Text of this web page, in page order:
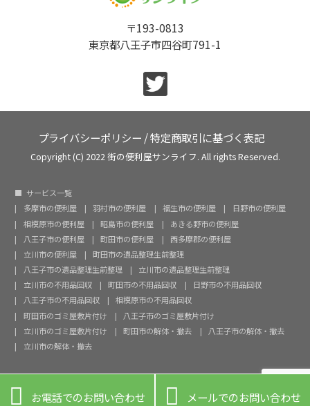
〒193-0813
東京都八王子市四谷町791-1
プライバシーポリシー /特定商取引に基づく表記
Copyright (C) 2022 街の便利屋サンライフ. All rights Reserved.
サービス一覧
多摩市の便利屋
羽村市の便利屋 福生市の便利屋
日野市の便利屋
相模原市の便利屋
昭島市の便利屋
あきる野市の便利屋
八王子市の便利屋
町田市の便利屋
西多摩郡の便利屋
立川市の便利屋
町田市の遺品整理生前整理
八王子市の遺品整理生前整理
立川市の遺品整理生前整理
立川市の不用品回収
町田市の不用品回収
日野市の不用品回収
八王子市の不用品回収
相模原市の不用品回収
町田市のゴミ屋敷片付け
八王子市のゴミ屋敷片付け
立川市のゴミ屋敷片付け
町田市の解体・撤去
八王子市の解体・撤去
立川市の解体・撤去
 お電話でのお問い合わせ  メールでのお問い合わせ